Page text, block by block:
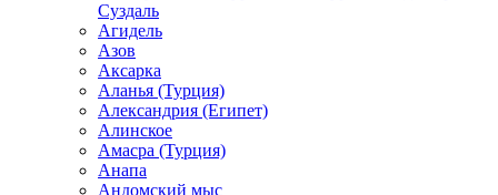
Суздаль
Агидель
Азов
Аксарка
Аланья (Турция)
Александрия (Египет)
Алинское
Амасра (Турция)
Анапа
Андомский мыс